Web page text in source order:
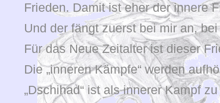
Frieden. Damit ist eher der innere
Und der fängt zuerst bei mir an,
Für das Neue Zeitalter ist dieser
Die „inneren Kämpfe“ werden
„Dschihad“ ist als innerer Kampf